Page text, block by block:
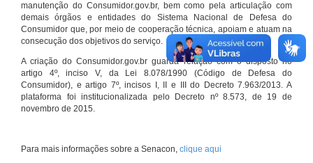
manutenção do Consumidor.gov.br, bem como pela articulação com
demais órgãos e entidades do Sistema Nacional de Defesa do
Consumidor que, por meio de cooperação técnica, apoiam e atuam na
consecução dos objetivos do serviço.
A criação do Consumidor.gov.br guarda relação com o disposto no
artigo 4º, inciso V, da Lei 8.078/1990 (Código de Defesa do
Consumidor), e artigo 7º, incisos I, II e III do Decreto 7.963/2013. A
plataforma foi institucionalizada pelo Decreto nº 8.573, de 19 de
novembro de 2015.
Para mais informações sobre a Senacon, clique aqui